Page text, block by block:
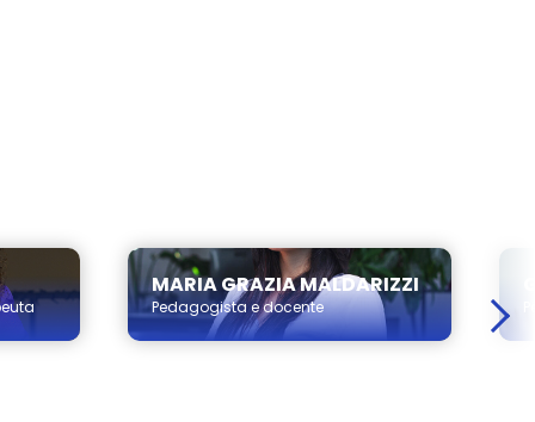
MARIA GRAZIA MALDARIZZI
Pedagogista e docente